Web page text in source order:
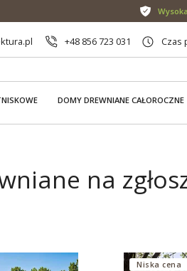
+48 856 723 031 Czas
DOMY DREWNIANE CAŁOROCZNE
na
Niska cena